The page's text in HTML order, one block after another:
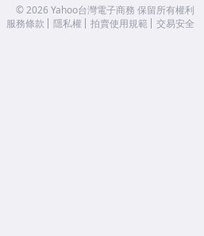
©2026 Yahoo台灣電子商務 保留所有權利
服務條款
隱私權 拍賣使用規範 交易安全